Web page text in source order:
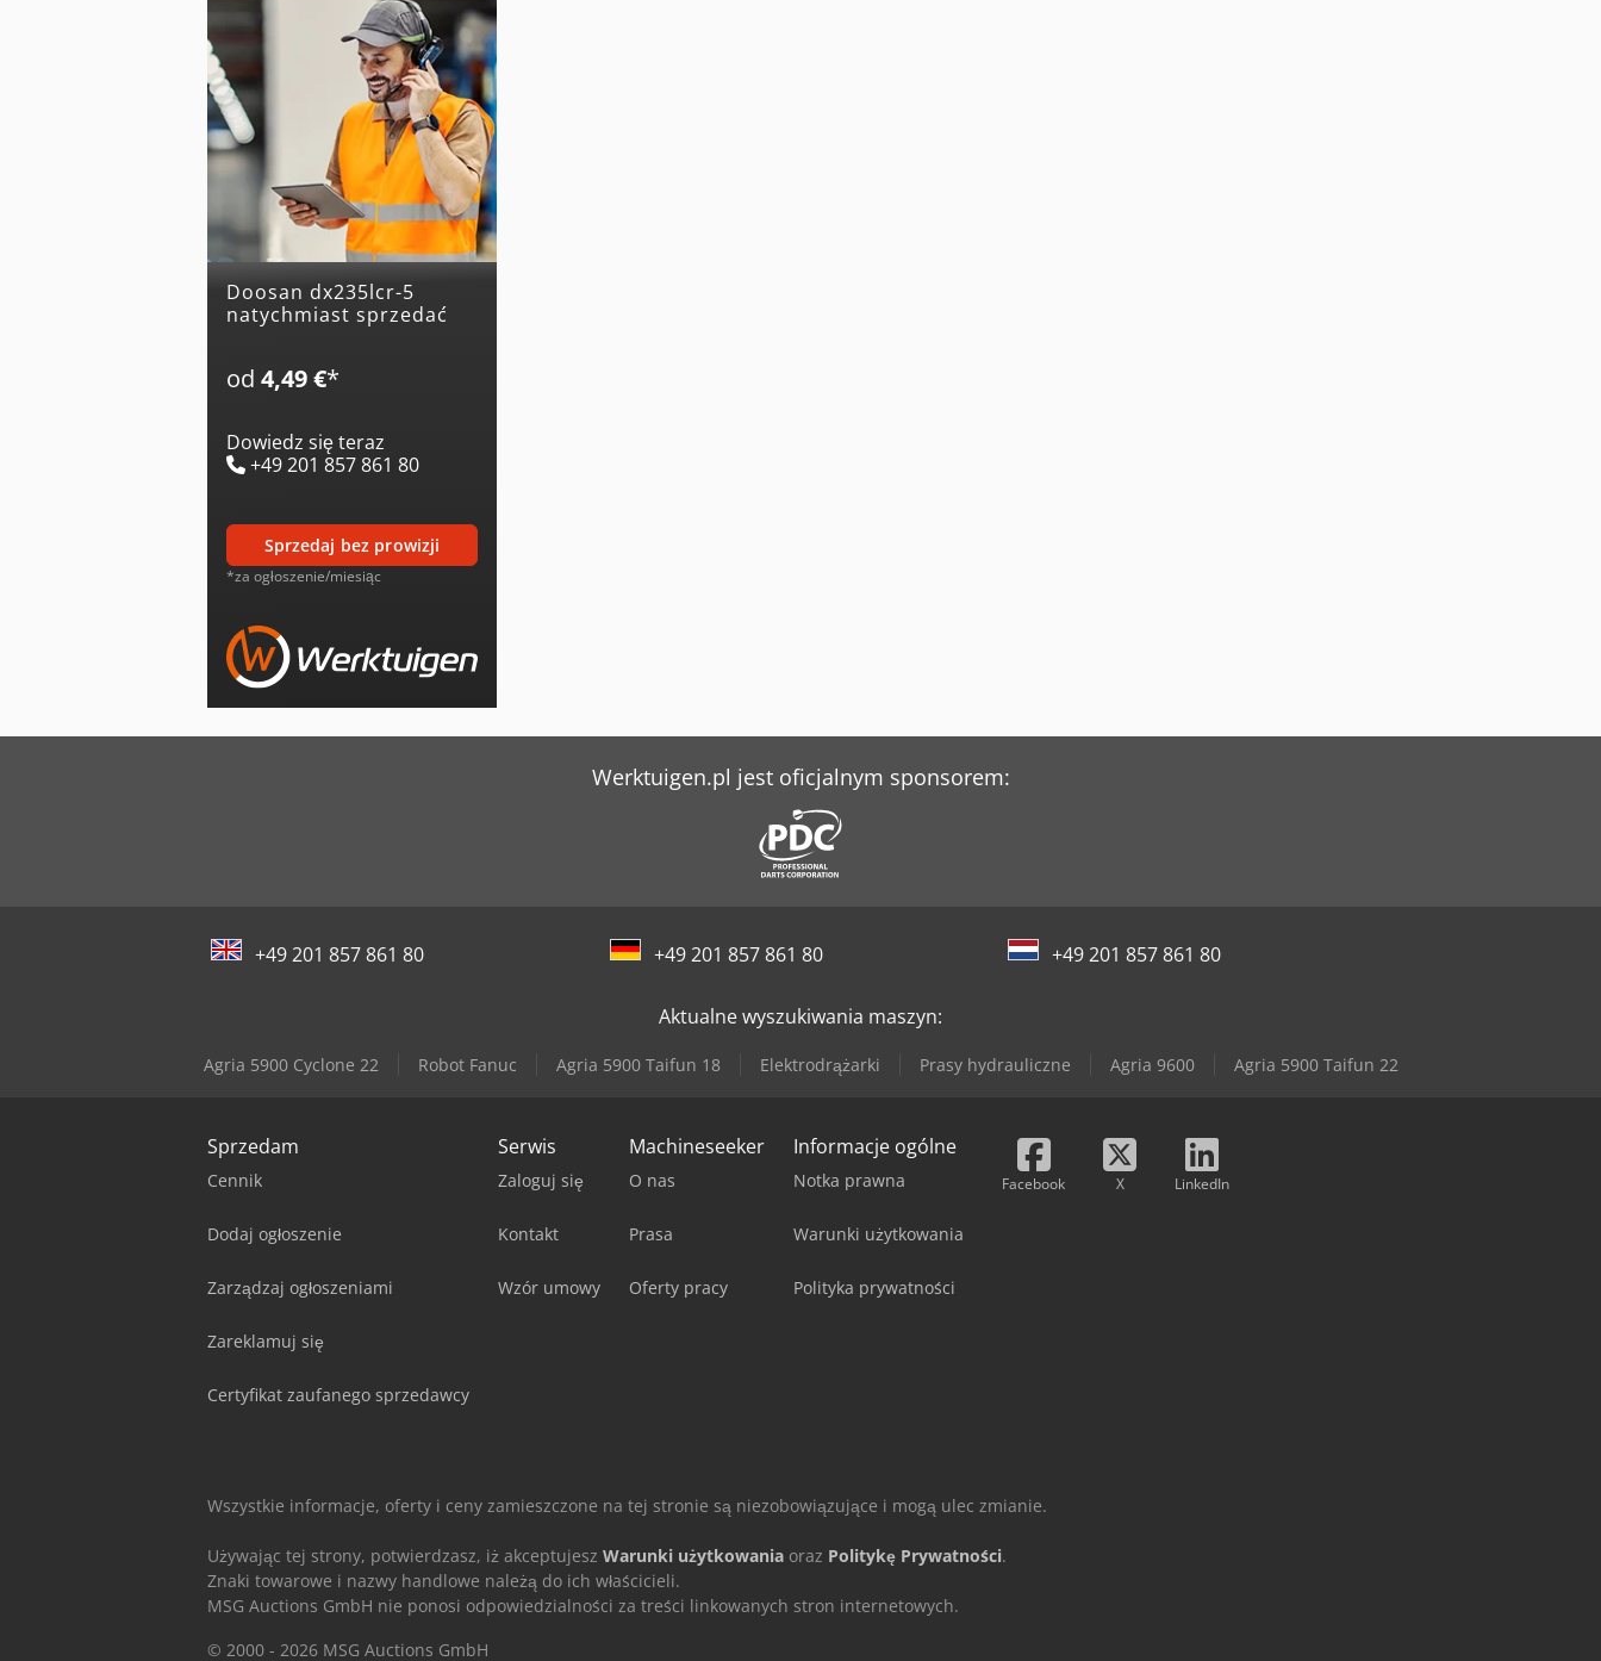
doosan dx235lcr-5
natychmiast sprzedać
od 4,49 €*
Dowiedz się teraz
+49 201 857 861 80
sprzedaj bez prowizji
*za ogłoszenie/miesiąc
Werktuigen.pl jest oficjalnym sponsorem:
+49 201 857 861 80 +49 201 857 861 80 +49 201 857 861 80
Aktualne wyszukiwania maszyn:
Agria 5900 Cyclone 22 Robot Fanuc Agria 5900 Taifun 18 Elektrodrążarki Prasy hydrauliczne Agria 9600 Agria 5900 Taifun 22
Sprzedam
Cennik
Dodaj ogłoszenie
Zarządzaj ogłoszeniami
Zareklamuj się
Certyfikat zaufanego sprzedawcy
Serwis
Zaloguj się
Kontakt
Wzór umowy
Machineseeker
O nas
Prasa
Oferty pracy
Informacje ogólne
Notka prawna
Warunki użytkowania
Polityka prywatności
Facebook X LinkedIn
Wszystkie informacje, oferty i ceny zamieszczone na tej stronie są niezobowiązujące i mogą ulec zmianie.
Używając tej strony, potwierdzasz, iż akceptujesz Warunki użytkowania oraz Politykę Prywatności.
Znaki towarowe i nazwy handlowe należą do ich właścicieli.
MSG Auctions GmbH nie ponosi odpowiedzialności za treści linkowanych stron internetowych.
© 2000 - 2026 MSG Auctions GmbH